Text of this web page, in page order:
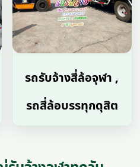
รถรับจ้างสี่ล้อจุฬา ,
รถสี่ล้อบรรทุกดุสิต